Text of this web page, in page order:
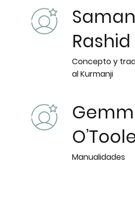
Saman
Rashid
Concepto y
al Kurmanji
Manualidades